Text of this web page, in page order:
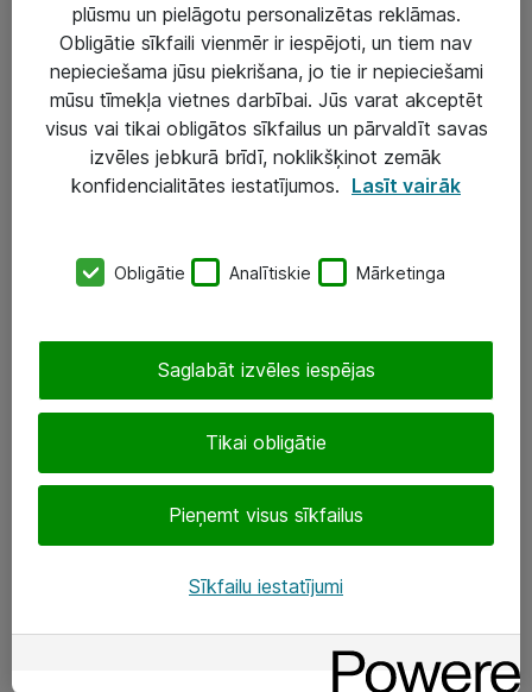
Risinājumi & Pakalpojumi
IT serviss un atbalsts
IT infrastruktūra
Darba vietu IT risinājumi
SIA „ATEA”
+(371) 67 81 90 50
eShop@atea.lv
Sekojiet mums
plūsmu un pielāgotu personalizētas reklāmas.
Obligātie sīkfaili vienmēr ir iespējoti, un tiem nav
nepieciešama jūsu piekrišana, jo tie ir nepieciešami
mūsu tīmekļa vietnes darbībai. Jūs varat akceptēt
visus vai tikai obligātos sīkfailus un pārvaldīt savas
izvēles jebkurā brīdī, noklikšķinot zemāk
konfidencialitātes iestatījumos. Lasīt vairāk
Obligātie Analītiskie Mārketinga
Tikai obligātie
Pieņemt visus sīkfailus
Saglabāt izvēles iespējas
Sīkfailu iestatījumi